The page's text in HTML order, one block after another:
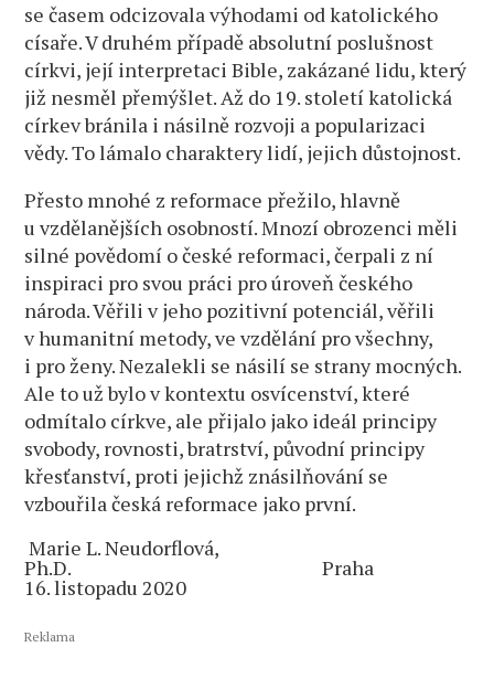
se časem odcizovala výhodami od katolického
císaře. V druhém případě absolutní poslušnost
církvi, její interpretaci Bible, zakázané lidu, který
již nesměl přemýšlet. Až do 19. století katolická
církev bránila i násilně rozvoji a popularizaci
vědy. To lámalo charaktery lidí, jejich důstojnost.
Přesto mnohé z reformace přežilo, hlavně
u vzdělanějších osobností. Mnozí obrozenci měli
silné povědomí o české reformaci, čerpali z ní
inspiraci pro svou práci pro úroveň českého
národa. Věřili v jeho pozitivní potenciál, věřili
v humanitní metody, ve vzdělání pro všechny,
i pro ženy. Nezalekli se násilí se strany mocných.
Ale to už bylo v kontextu osvícenství, které
odmítalo církve, ale přijalo jako ideál principy
svobody, rovnosti, bratrství, původní principy
křesťanství, proti jejichž znásilňování se
vzbouřila česká reformace jako první.
Marie L. Neudorflová,
Ph.D.Praha
16. listopadu 2020
Reklama